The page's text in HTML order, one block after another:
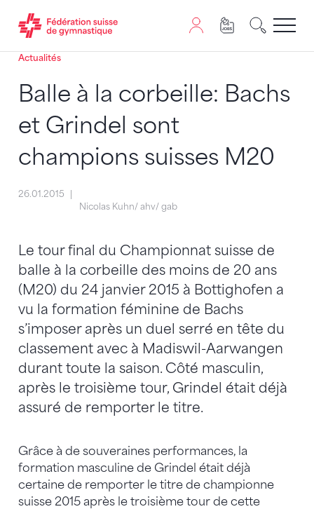
Passer au contenu
Naviguer vers le plan du siten
JavaScript est nécessaire pour naviguer sur ce site.
Actualités
Balle à la corbeille: Bachs
et Grindel sont
champions suisses M20
26.01.2015
Nicolas Kuhn/ ahv/ gab
Le tour final du Championnat suisse de
balle à la corbeille des moins de 20 ans
(M20) du 24 janvier 2015 à Bottighofen a
vu la formation féminine de Bachs
s’imposer après un duel serré en tête du
classement avec à Madiswil-Aarwangen
durant toute la saison. Côté masculin,
après le troisième tour, Grindel était déjà
assuré de remporter le titre.
Grâce à de souveraines performances, la
formation masculine de Grindel était déjà
certaine de remporter le titre de championne
suisse 2015 après le troisième tour de cette